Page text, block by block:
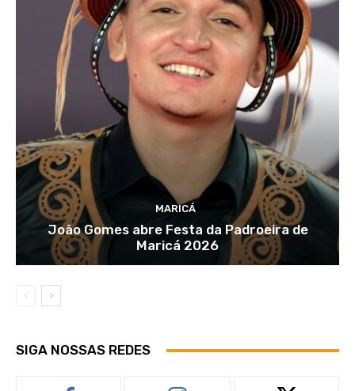
MARICÁ
João Gomes abre Festa da Padroeira de
Maricá 2026
SIGA NOSSAS REDES